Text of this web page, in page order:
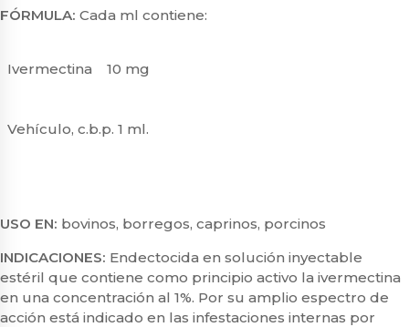
FÓRMULA: Cada ml contiene:
Ivermectina 10 mg
Vehículo, c.b.p. 1 ml.
USO EN: bovinos, borregos, caprinos, porcinos
INDICACIONES: Endectocida en solución inyectable
estéril que contiene como principio activo la ivermectina
en una concentración al 1%. Por su amplio espectro de
acción está indicado en las infestaciones internas por